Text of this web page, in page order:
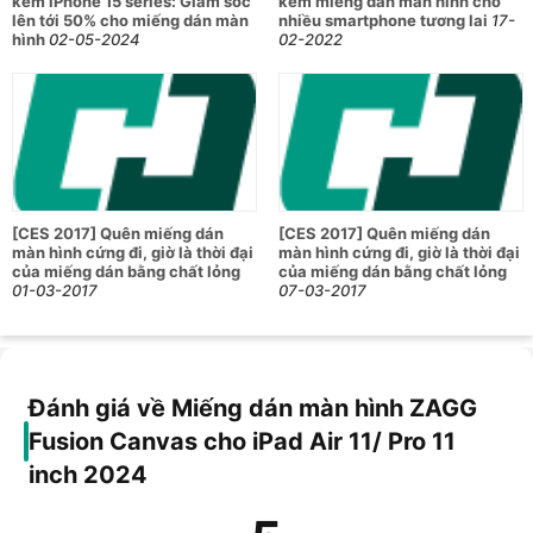
hình. Miếng dán ZAGG Fusion Canvas cho iPad 2024 series
được làm bằng polyme dẻo giúp hấp thụ chấn động và phân
hình.
Bề mặt miếng dán tương tự giấy, hỗ trợ viết - vẽ tuyệt vời
trên iPad
Miếng dán màn hình ZAGG Fusion Canvas cho iPad 2024
series với thiết kế bảo vệ hoàn hảo, mô phỏng kết cấu giấy,
rất thích hợp cho những bạn thường xuyên viết, vẽ trên iPad
Cải thiện hiệu suất của bút cảm ứng giúp bạn thao tác trên
iPad nhanh hơn
Với thiết kế bề mặt mờ, miếng dán màn hình ZAGG Fusion
Canvas chống ma sát giúp việc sử dụng bút cảm ứng không
lên tới 50% cho miếng dán màn
hình02-05-2024
nhiều smartphone tương lai 17-
02-2022
[CES 2017] Quên miếng dán
màn hình cứng đi, giờ là thời đại
của miếng dán bằng chất lỏng
01-03-2017
[CES 2017] Quên miếng dán
màn hình cứng đi, giờ là thời đại
của miếng dán bằng chất lỏng
07-03-2017
Đánh giá về Miếng dán màn hình ZAGG
Fusion Canvas cho iPad Air 11/ Pro 11
inch 2024